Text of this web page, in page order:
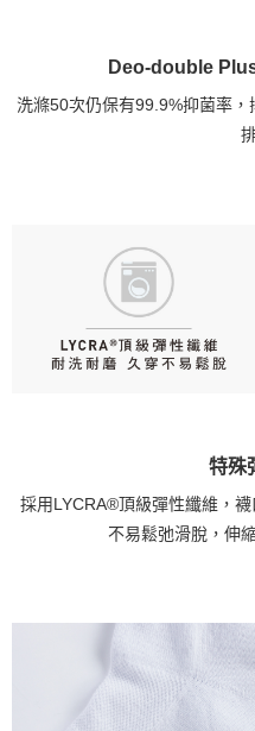
Deo-double
洗滌50次仍保有99.9%抑菌率
特殊
採用LYCRA®頂級彈性纖維，
不易鬆弛滑脫，伸